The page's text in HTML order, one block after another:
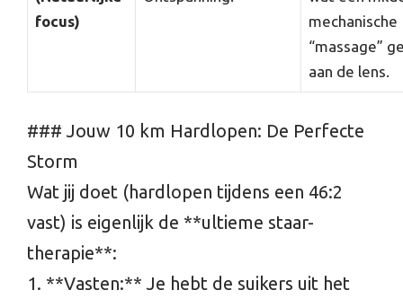
focus)
mechanische
“massage”
aan de lens.
### Jouw 10 km Hardlopen: De Perfecte
Storm
Wat jij doet (hardlopen tijdens een 46:2
vast) is eigenlijk de **ultieme staar-
therapie**:
1. **Vasten:** Je hebt de suikers uit het